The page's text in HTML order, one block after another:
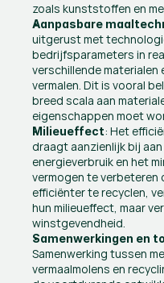
zoals kunststoffen en
Aanpasbare
uitgerust met
bedrijfsparameters in
verschillende
vermalen. Dit is vooral
breed scala aan
eigenschappen moet
Milieueffect: Het
draagt aanzienlijk bij
energieverbruik en het
vermogen te verbeteren
efficiënter te recyclen,
hun milieueffect, maar
winstgevendheid.
Samenwerkingen en
Samenwerking tussen
vermaalmolens en